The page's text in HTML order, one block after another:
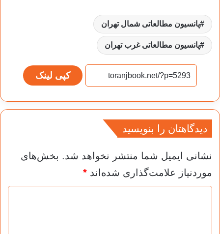
پانسیون مطالعاتی شمال تهران
پانسیون مطالعاتی غرب تهران
کپی لینک
دیدگاهتان را بنویسید
نشانی ایمیل شما منتشر نخواهد شد. بخش‌های
موردنیاز علامت‌گذاری شده‌اند *